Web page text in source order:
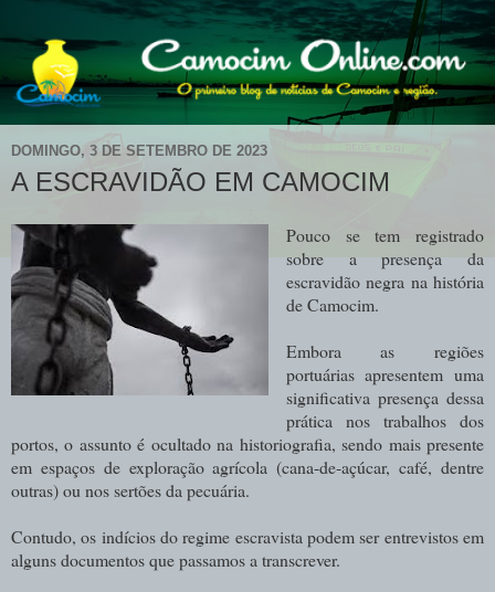
DOMINGO, 3 DE SETEMBRO DE 2023
A ESCRAVIDÃO EM CAMOCIM
Pouco se tem registrado
sobre a presença da
escravidão negra na história
de Camocim.
Embora as regiões
portuárias apresentem uma
significativa presença dessa
prática nos trabalhos dos
portos, o assunto é ocultado na historiografia, sendo mais presente
em espaços de exploração agrícola (cana-de-açúcar, café, dentre
outras) ou nos sertões da pecuária.
Contudo, os indícios do regime escravista podem ser entrevistos em
alguns documentos que passamos a transcrever.